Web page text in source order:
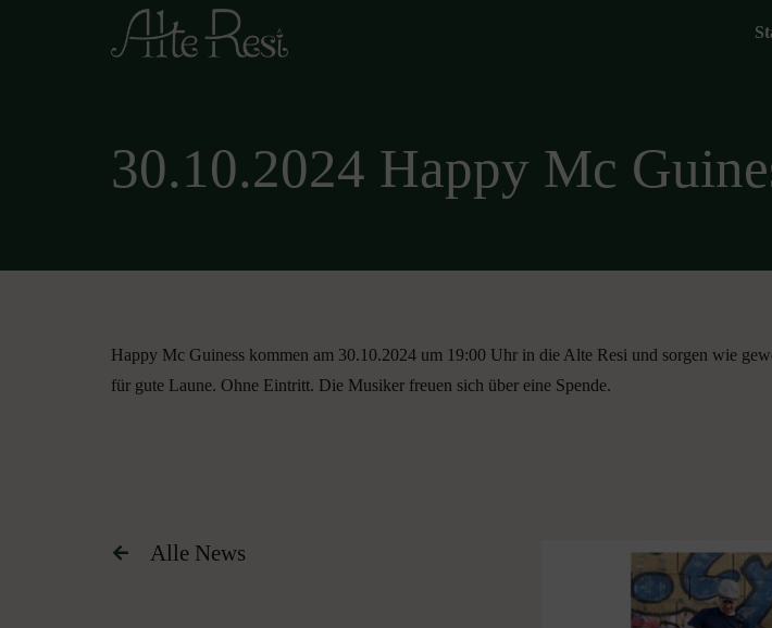
30.10.2024 Happy Mc
Happy Mc Guiness kommen am 30.10.2024 um 19:00 Uhr in die Alte Resi und sorgen wie
für gute Laune. Ohne Eintritt. Die Musiker freuen sich über eine Spende.
Alle News